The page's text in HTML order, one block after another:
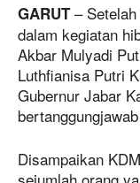
GARUT– Setelah
dalam kegiatan
Akbar Mulyadi
Luthfianisa Putri
Gubernur Jabar
Disampaikan